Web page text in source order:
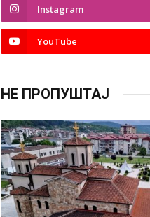
Instagram
YouTube
НЕ ПРОПУШТАЈ